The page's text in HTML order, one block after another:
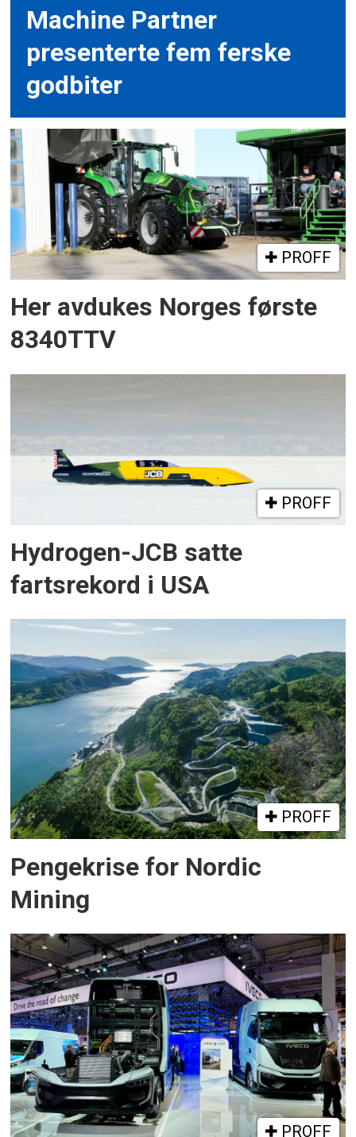
Machine Partner
presenterte fem ferske
godbiter
PROFF
Her avdukes Norges første
8340TTV
PROFF
Hydrogen-JCB satte
fartsrekord i USA
PROFF
Pengekrise for Nordic
Mining
PROFF